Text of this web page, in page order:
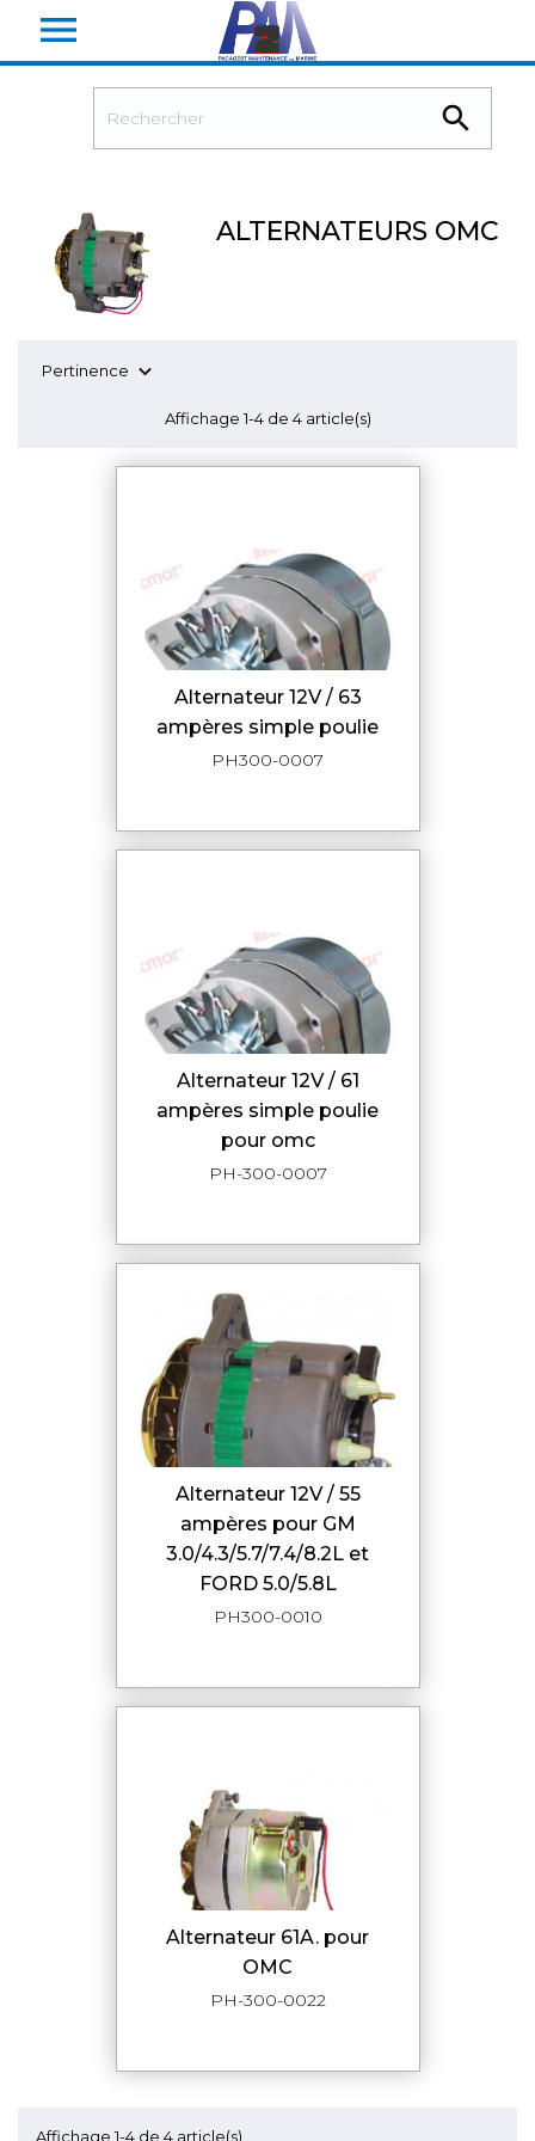


ALTERNATEURS OMC
Pertinence 
Affichage 1-4 de 4 article(s)
alternateur 12V / 63
ampères simple poulie
PH300-0007
alternateur 12V / 61
ampères simple poulie
pour omc
PH-300-0007
alternateur 12V / 55
ampères pour GM
3.0/4.3/5.7/7.4/8.2L et
FORD 5.0/5.8L
PH300-0010
alternateur 61A. pour
OMC
PH-300-0022
Affichage 1-4 de 4 article(s)